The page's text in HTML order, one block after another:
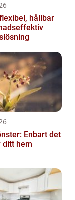
hållbar
Enbart det
ditt hem